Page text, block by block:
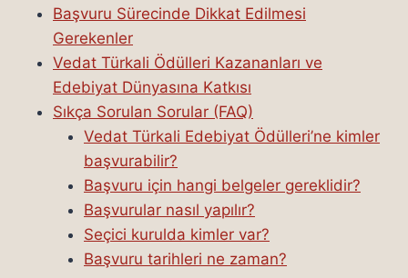
Başvuru Sürecinde Dikkat Edilmesi
Gerekenler
Vedat Türkali Ödülleri Kazananları ve
Edebiyat Dünyasına Katkısı
Sıkça Sorulan Sorular (FAQ)
Vedat Türkali Edebiyat Ödülleri’ne kimler
başvurabilir?
Başvuru için hangi belgeler gereklidir?
Başvurular nasıl yapılır?
Seçici kurulda kimler var?
Başvuru tarihleri ne zaman?